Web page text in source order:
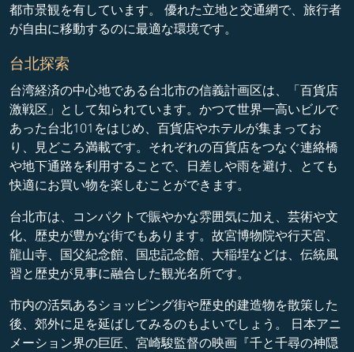
都市景観を有しています。 優れた立地と交通網で、旅行者
が自由に移動するのに最適な環境です。
台北探索
台湾経済の中心地である台北市の信義計画区は、「百貨店
激戦区」として知られています。かつて世界一高いビルで
あった台北101をはじめ、百貨店やホテルが集まってお
り、見どころ満載です。それぞれの百貨店をつなぐ連絡橋
や地下通路を利用することで、日差しや雨を避け、とても
快適にお買い物を楽しむことができます。
台北市は、コンパクトで賑やかな雰囲気に加え、芸術や文
化、歴史が豊かな街でもあります。故宮博物院や行天宮、
龍山寺、国父紀念館、国忠記念館、大稲埕などは、伝統風
習と歴史が見事に融合した観光名所です。
市内の活気あるショッピング街や歴史的建造物を散策した
後、郊外に足を延ばしてみるのもよいでしょう。 日本アニ
メーション界の巨匠、宮崎駿監督の映画『千と千尋の神隠